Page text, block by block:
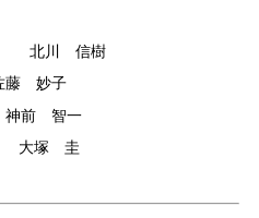
会 北川 信樹
藤 妙子
神前 智一
大塚 圭